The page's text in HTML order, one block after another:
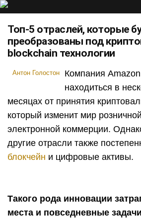
Топ-5 отраслей, которые
преобразованы под
blockchain технологии
Антон Голостон
Компания
находиться в
месяцах от принятия
который изменит мир
электронной коммерции.
другие отрасли также
блокчейн и цифровые активы.
Такого рода инновации
места и повседневные